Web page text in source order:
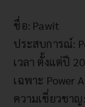
ชื่อ: Pawit
ประสบการณ์:
เวลา ตั้งแต่ปี
เฉพาะ Power
ความเชี่ยวชาญ